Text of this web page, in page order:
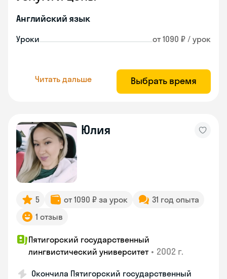
Английский язык
Уроки от 1090 ₽ / урок
Читать дальше Выбрать время
Юлия
5 от 1090 ₽ за урок
31 год опыта
1 отзыв
Пятигорский государственный
лингвистический университет • 2002 г.
Окончила Пятигорский государственный